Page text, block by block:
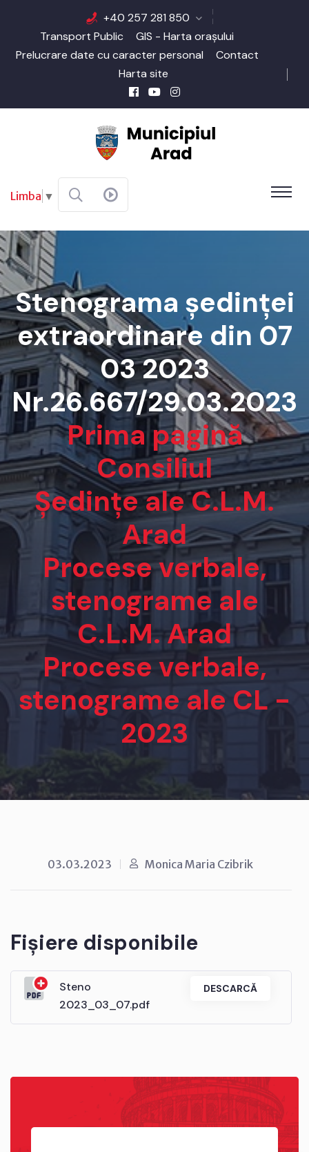
+40 257 281 850
Transport Public
GIS - Harta orașului
Prelucrare date cu caracter personal
Contact
Harta site
Limba ▼
Stenograma ședinței
extraordinare din 07
03 2023
Nr.26.667/29.03.2023
Prima pagină
Consiliul
Ședințe ale C.L.M.
Arad
Procese verbale,
stenograme ale
C.L.M. Arad
Procese verbale,
stenograme ale CL -
2023
03.03.2023 Monica Maria Czibrik
Fișiere disponibile
Steno
2023_03_07.pdf
DESCARCĂ